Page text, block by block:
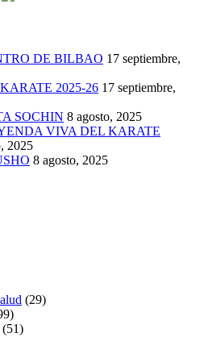
DE BILBAO 17 septiembre,
2025-26 17 septiembre,
SOCHIN 8 agosto, 2025
VIVA DEL KARATE
2025
8 agosto, 2025
(29)
(51)